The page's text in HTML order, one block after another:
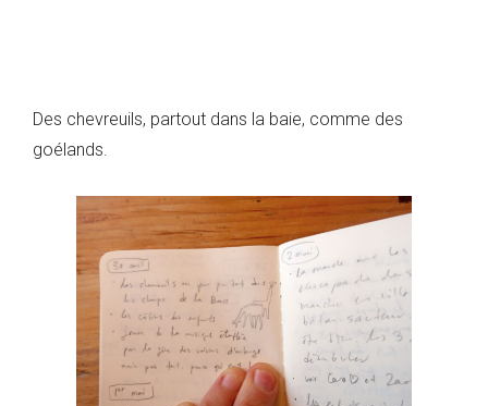
Des chevreuils, partout dans la baie, comme des
goélands.